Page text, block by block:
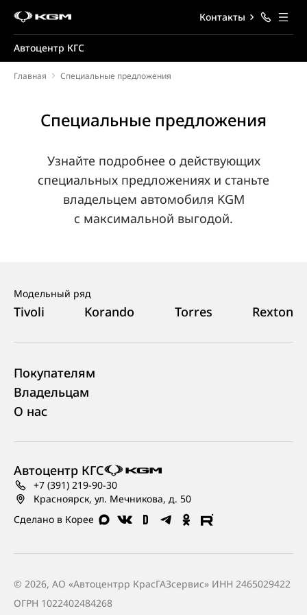
Автоцентр КГС
Контакты
Главная Специальные предложения
Специальные предложения
Узнайте подробнее о действующих
специальных предложениях и станьте
владельцем автомобиля KGM
с максимальной выгодой.
Сделано в Корее
Автоцентр КГС
+7 (391) 219-90-30
Красноярск, ул. Мечникова, д. 50
Модельный ряд
Tivoli Korando Torres Rexton
Покупателям
Владельцам
О нас
© 2026, АО «Автоцентрр КрасГАЗсервис» ИНН 2465029422
ОГРН 1022402484268